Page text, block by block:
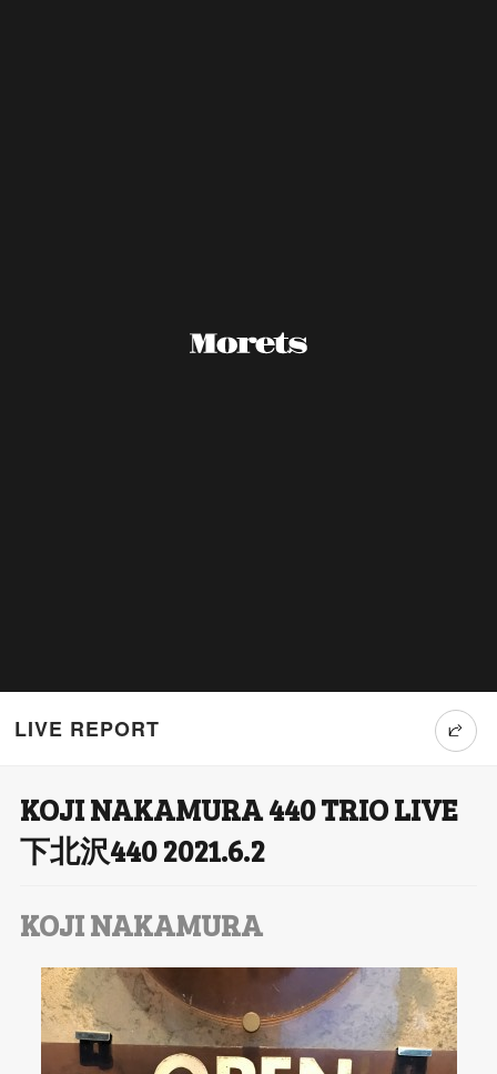
LIVE REPORT
T
wi
tt
er
KOJI NAKAMURA 440 TRIO LIVE
下北沢440 2021.6.2
KOJI NAKAMURA